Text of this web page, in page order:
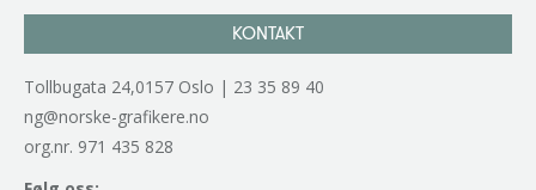
KONTAKT
Tollbugata 24,0157 Oslo | 23 35 89 40
ng@norske-grafikere.no
org.nr. 971 435 828